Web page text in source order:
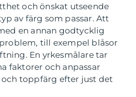
och önskat utseende
av färg som passar. Att
en annan godtycklig
till exempel blåsor
En yrkesmålare tar
faktorer och anpassar
toppfärg efter just det